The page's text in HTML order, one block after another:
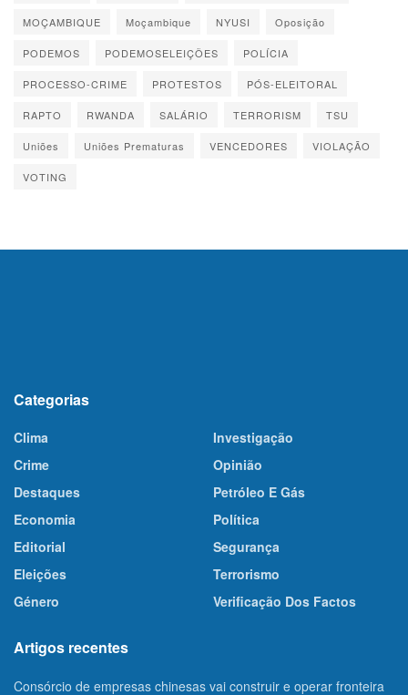
MOÇAMBIQUE Moçambique NYUSI Oposição
PODEMOS PODEMOSELEIÇÕES POLÍCIA
PROCESSO-CRIME PROTESTOS PÓS-ELEITORAL
RAPTO RWANDA SALÁRIO TERRORISM TSU
Uniões Uniões Prematuras VENCEDORES VIOLAÇÃO
VOTING
Categorias
Clima
Crime
Destaques
Economia
Editorial
Eleições
Género
Investigação
Opinião
Petróleo E Gás
Política
Segurança
Terrorismo
Verificação Dos Factos
Artigos recentes
Consórcio de empresas chinesas vai construir e operar fronteira